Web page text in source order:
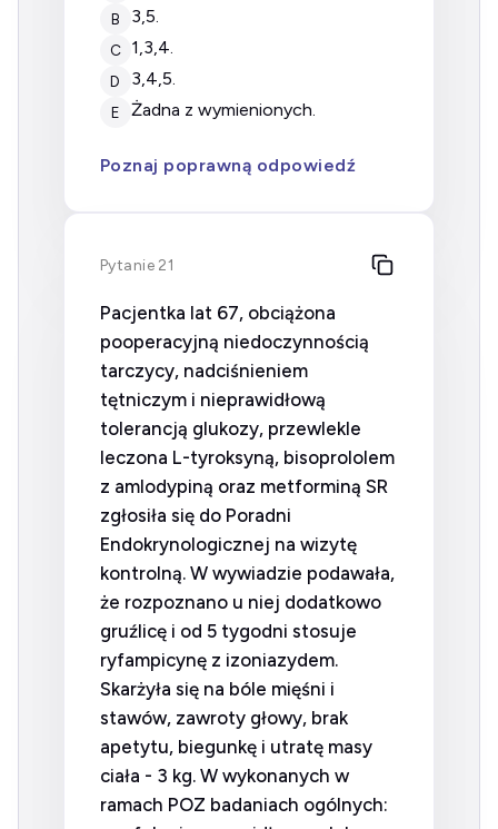
B 3,5.
C 1,3,4.
D 3,4,5.
E żadna z wymienionych.
Poznaj poprawną odpowiedź
Pytanie 21
Pacjentka lat 67, obciążona
pooperacyjną niedoczynnością
tarczycy, nadciśnieniem
tętniczym i nieprawidłową
tolerancją glukozy, przewlekle
leczona L-tyroksyną, bisoprololem
z amlodypiną oraz metforminą SR
zgłosiła się do Poradni
Endokrynologicznej na wizytę
kontrolną. W wywiadzie podawała,
że rozpoznano u niej dodatkowo
gruźlicę i od 5 tygodni stosuje
ryfampicynę z izoniazydem.
Skarżyła się na bóle mięśni i
stawów, zawroty głowy, brak
apetytu, biegunkę i utratę masy
ciała - 3 kg. W wykonanych w
ramach POZ badaniach ogólnych: